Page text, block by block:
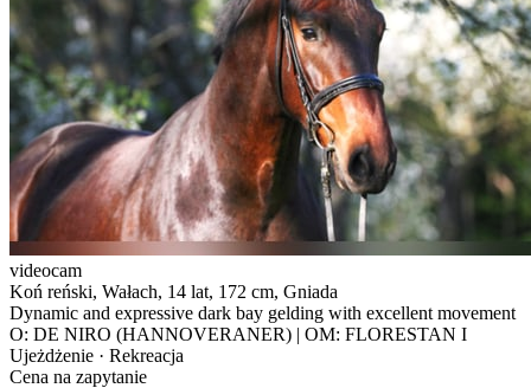
videocam
Koń reński, Wałach, 14 lat, 172 cm, Gniada
Dynamic and expressive dark bay gelding with excellent movement
O: DE NIRO (HANNOVERANER) | OM: FLORESTAN I
Ujeżdżenie · Rekreacja
Cena na zapytanie